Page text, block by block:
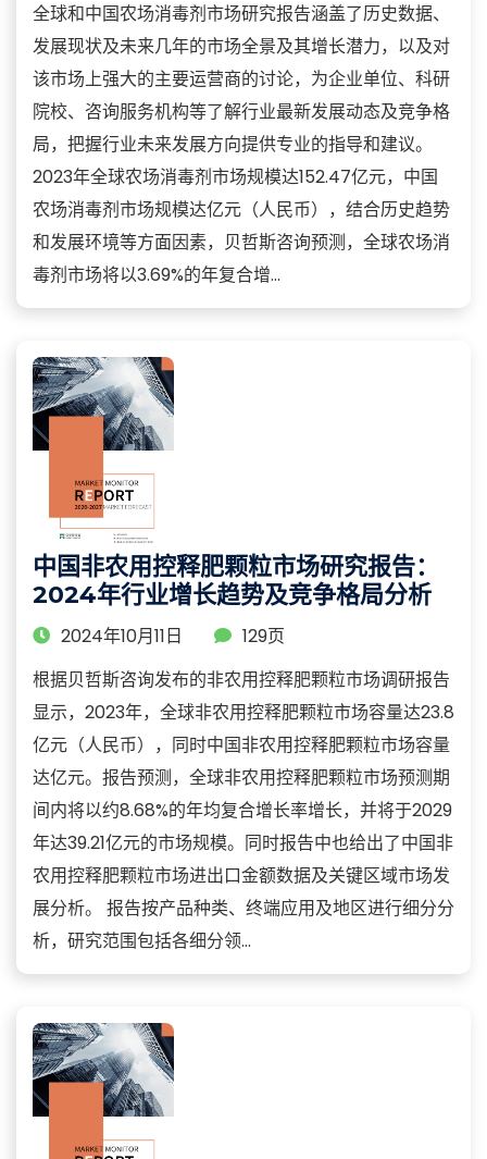
全球和中国农场消毒剂市场研究报告涵盖了历史数据、
发展现状及未来几年的市场全景及其增长潜力，以及对
该市场上强大的主要运营商的讨论，为企业单位、科研
院校、咨询服务机构等了解行业最新发展动态及竞争格
局，把握行业未来发展方向提供专业的指导和建议。
2023年全球农场消毒剂市场规模达152.47亿元，中国
农场消毒剂市场规模达亿元（人民币），结合历史趋势
和发展环境等方面因素，贝哲斯咨询预测，全球农场消
毒剂市场将以3.69%的年复合增...
中国非农用控释肥颗粒市场研究报告：
2024年行业增长趋势及竞争格局分析
2024年10月11日
129页
根据贝哲斯咨询发布的非农用控释肥颗粒市场调研报告
显示，2023年，全球非农用控释肥颗粒市场容量达23.8
亿元（人民币），同时中国非农用控释肥颗粒市场容量
达亿元。报告预测，全球非农用控释肥颗粒市场预测期
间内将以约8.68%的年均复合增长率增长，并将于2029
年达39.21亿元的市场规模。同时报告中也给出了中国非
农用控释肥颗粒市场进出口金额数据及关键区域市场发
展分析。 报告按产品种类、终端应用及地区进行细分分
析，研究范围包括各细分领...